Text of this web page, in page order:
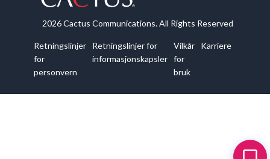
2026 Cactus Communications. All Rights Reserved
Retningslinjer
for
personvern
Retningslinjer for
informasjonskapsler
Vilkår
for
bruk
Karriere